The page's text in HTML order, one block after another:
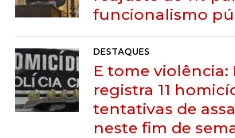
funcionalismo
DESTAQUES
E tome violência:
registra 11
tentativas de
neste fim de